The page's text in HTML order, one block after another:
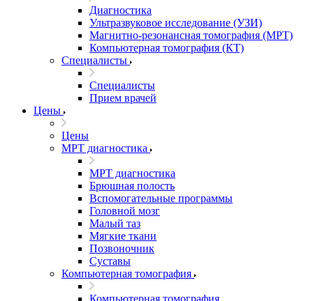
Диагностика
Ультразвуковое исследование (УЗИ)
Магнитно-резонансная томография (МРТ)
Компьютерная томография (КТ)
Специалисты
Специалисты
Прием врачей
Цены
Цены
МРТ диагностика
МРТ диагностика
Брюшная полость
Вспомогательные программы
Головной мозг
Малый таз
Мягкие ткани
Позвоночник
Суставы
Компьютерная томография
Компьютерная томография